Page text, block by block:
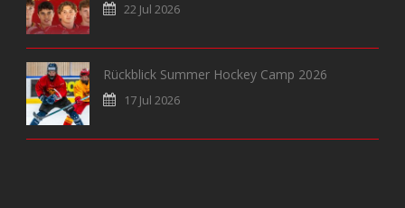
22 Jul 2026
Rückblick Summer Hockey Camp 2026
17 Jul 2026